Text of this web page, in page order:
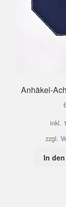
Anhäkel-
inkl.
zzgl.
In